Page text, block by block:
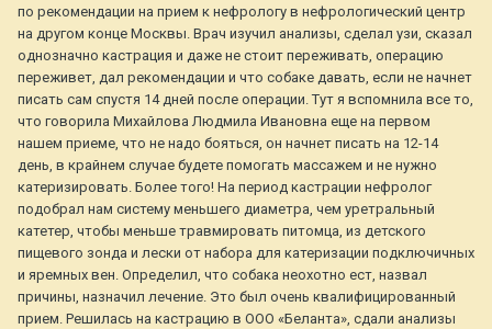
по рекомендации на прием к нефрологу в нефрологический центр
на другом конце Москвы. Врач изучил анализы, сделал узи, сказал
однозначно кастрация и даже не стоит переживать, операцию
переживет, дал рекомендации и что собаке давать, если не начнет
писать сам спустя 14 дней после операции. Тут я вспомнила все то,
что говорила Михайлова Людмила Ивановна еще на первом
нашем приеме, что не надо бояться, он начнет писать на 12-14
день, в крайнем случае будете помогать массажем и не нужно
катеризировать. Более того! На период кастрации нефролог
подобрал нам систему меньшего диаметра, чем уретральный
катетер, чтобы меньше травмировать питомца, из детского
пищевого зонда и лески от набора для катеризации подключичных
и яремных вен. Определил, что собака неохотно ест, назвал
причины, назначил лечение. Это был очень квалифицированный
прием. Решилась на кастрацию в ООО «Беланта», сдали анализы